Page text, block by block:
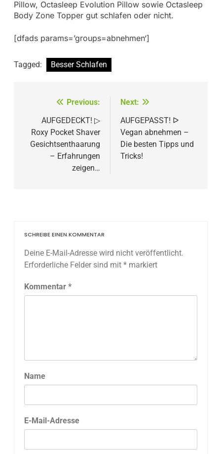
Pillow, Octasleep Evolution Pillow sowie Octasleep
Body Zone Topper gut schlafen oder nicht.
[dfads params=’groups=abnehmen‘]
Tagged: Besser Schlafen
Beitragsnavigation
Previous:
AUFGEDECKT! ▷
Roxy Pocket Shaver
Gesichtsenthaarung
– Erfahrungen
zeigen…
Next:
AUFGEPASST! ᐅ
Vegan abnehmen –
Die besten Tipps und
Tricks!
SCHREIBE EINEN KOMMENTAR
Deine E-Mail-Adresse wird nicht veröffentlicht.
Erforderliche Felder sind mit *markiert
Kommentar *
Name
E-Mail-Adresse